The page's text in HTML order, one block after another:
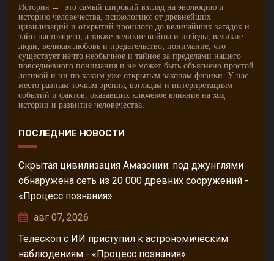
История → это самый широкий взгляд на эволюцию и
историю человечества, психологию: от древнейших
цивилизаций и открытий прошлого до величайших загадок и
тайн настоящего, а также великие войны и победы, великие
люди, великая любовь и предательство; понимание, что
существует нечто необычное и тайное за пределами нашего
повседневного понимания и не может быть объяснено простой
логикой и ни по каким уже открытым законам физики. У нас
место разным точкам зрения, взглядам и интерпретациям
событий и фактов, оказавших ключевое влияние на ход
истории и развитие человечества.
ПОСЛЕДНИЕ НОВОСТИ
Скрытая цивилизация Амазонии: под джунглями
обнаружена сеть из 20 000 древних сооружений -
«Процесс познания»
авг 07, 2026
Телескоп с ИИ приступил к астрономическим
наблюдениям - «Процесс познания»